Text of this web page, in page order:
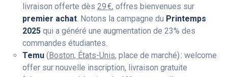
livraison offerte dès 29 €, offres bienvenues sur
premier achat. Notons la campagne du Printemps
2025 qui a généré une augmentation de 23% des
commandes étudiantes.
Temu ( Boston, États-Unis, place de marché) : welcome
offer sur nouvelle inscription, livraison gratuite